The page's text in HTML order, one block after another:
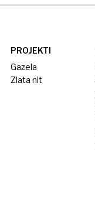
PROJEKTI
Gazela
Zlata nit